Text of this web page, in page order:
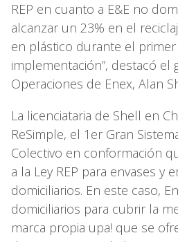
REP en cuanto a E&E no
alcanzar un 23% en el
en plástico durante el
implementación”, destacó el
Operaciones de Enex, Alan
La licenciataria de Shell en
ReSimple, el 1er Gran
Colectivo en conformación
a la Ley REP para envases y
domiciliarios. En este caso,
domiciliarios para cubrir la
marca propia upa! que se